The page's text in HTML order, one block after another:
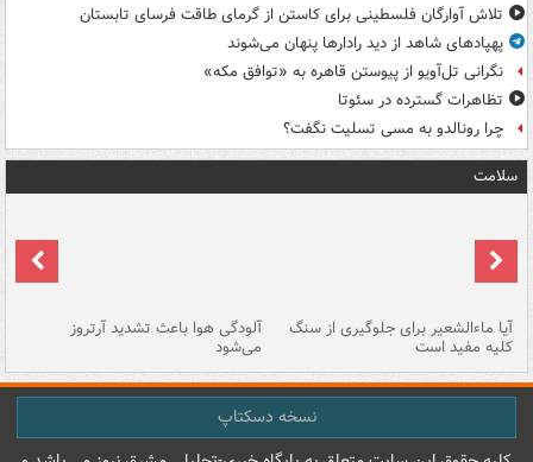
تلاش آوارگان فلسطینی برای کاستن از گرمای طاقت فرسای تابستان
پهپادهای شاهد از دید رادارها پنهان می‌شوند
نگرانی تل‌آویو از پیوستن قاهره به «توافق مکه»
تظاهرات گسترده در سئوتا
چرا رونالدو به مسی تسلیت نگفت؟
سلامت
آیا ماءالشعیر برای جلوگیری از سنگ
کلیه مفید است
آلودگی هوا باعث تشدید آرتروز
می‌شود
نسخه دسکتاپ